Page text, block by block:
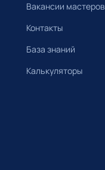
Вакансии мастеров
Контакты
База знаний
Калькуляторы